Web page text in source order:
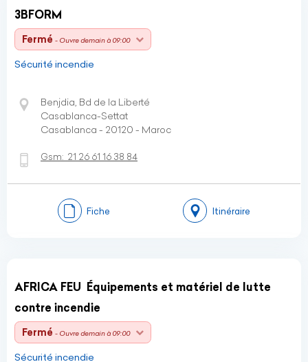
3BFORM
Fermé - Ouvre demain à 09:00
Sécurité incendie
Benjdia, Bd de la Liberté
Casablanca-Settat
Casablanca - 20120 - Maroc
Gsm: 21 26 61 16 38 84
Fiche Itinéraire
AFRICA FEU ️ Équipements et matériel de lutte
contre incendie
Fermé - Ouvre demain à 09:00
Sécurité incendie